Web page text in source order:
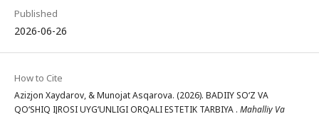
Published
2026-06-26
How to Cite
Azizjon Xaydarov, & Munojat Asqarova. (2026). BADIIY SO‘Z VA
QO‘SHIQ IJROSI UYG‘UNLIGI ORQALI ESTETIK TARBIYA . Mahalliy Va